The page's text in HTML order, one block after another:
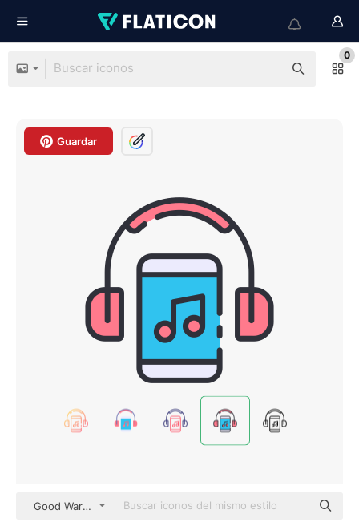
0
Guardar
Good Ware Lineal Color